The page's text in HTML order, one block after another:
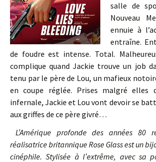
salle de
Nouveau
ennuie à
entraîne.
de foudre est intense. Total.
complique quand Jackie trouve un job
tenu par le père de Lou, un mafieux
en coupe réglée. Prises malgré elles
infernale, Jackie et Lou vont devoir se
aux griffes de ce père givré…
L’Amérique profonde des années 80
réalisatrice britannique Rose Glass est un
cinéphile. Stylisée à l’extrême, avec sa